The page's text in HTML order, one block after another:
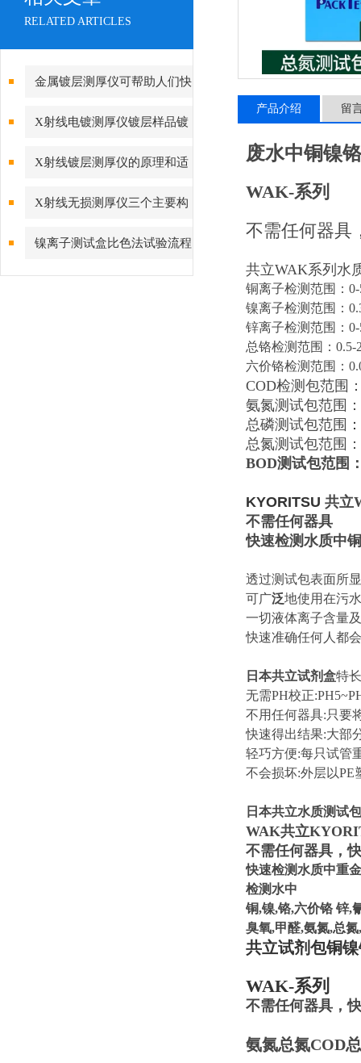
RELATED ARTICLES
金属镀层测厚仪可帮助人们快
速而准确地了解金属表面的厚度
X射线电镀测厚仪镀层样品镀
层厚度检测原理
X射线镀层测厚仪的原理和适
用范围有谁知道
X射线无损测厚仪三个主要构
成部件的作用
镍离子测试盒比色法试验流程
产品介绍 留
废水中铜镍
WAK-系列
不需任何器具
共立WAK系列水
铜离子检测范围：0-
镍离子检测范围：
锌离子检测范围：0-
总铬检测范围：0.5-
六价铬检测范围：
COD检测包范围
氨氮测试包范围
总磷测试包范围
总氮测试包范围
BOD测试包范围
KYORITSU 共立
不需任何器具
快速检测水质中
透过测试包表面所
可广泛地使用在污
一切液体离子含量
快速准确任何人都
日本共立试剂盒特
无需PH校正
不用任何器具:只要
快速得出结果:大部
轻巧方便:每只试管
不会损坏:外层以PE
日本共立水质测试包
WAK共立
不需任何器具，
快速检测水质中重
检测水中
铜,镍,铬,六价铬 锌,
臭氧,甲醛,氨氮,总
共立试剂包铜
WAK-系列
不需任何器具，
氨氮总氮COD